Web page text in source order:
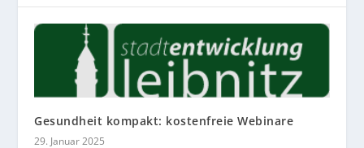
Gesundheit kompakt: kostenfreie Webinare
29. Januar 2025